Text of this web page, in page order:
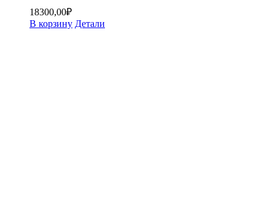
18300,00₽
В корзину Детали